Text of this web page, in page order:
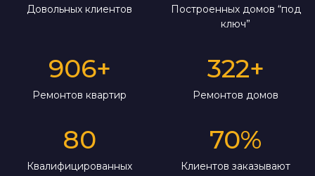
Довольных клиентов
Построенных домов “под
ключ”
906+
Ремонтов квартир
322+
Ремонтов домов
80
Квалифицированных
70%
Клиентов заказывают